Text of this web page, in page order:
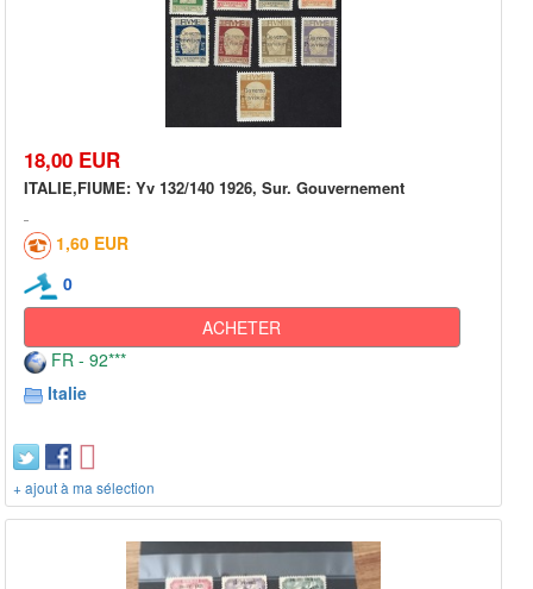
18,00 EUR
ITALIE,FIUME: Yv 132/140 1926, Sur. Gouvernement
1,60 EUR
0
ACHETER
FR - 92***
Italie
+ ajout à ma sélection